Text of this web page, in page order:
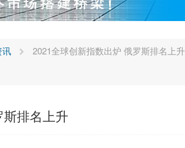
讯 2021全球创新指数出炉 俄罗斯排名上升
排名上升